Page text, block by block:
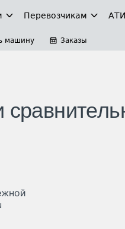
Перевозчикам
машину Заказы